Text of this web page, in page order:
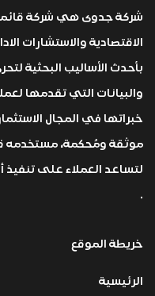
شركة جدوى هي شركة
الاقتصادية والاستشارات
بأحدث الأساليب البحثية
والبيانات التي تقدمها
خبراتها في المجال
موثقة ومُحكمة، مستخدمه
لتساعد العملاء على
.
خريطة الموقع
الرئيسية